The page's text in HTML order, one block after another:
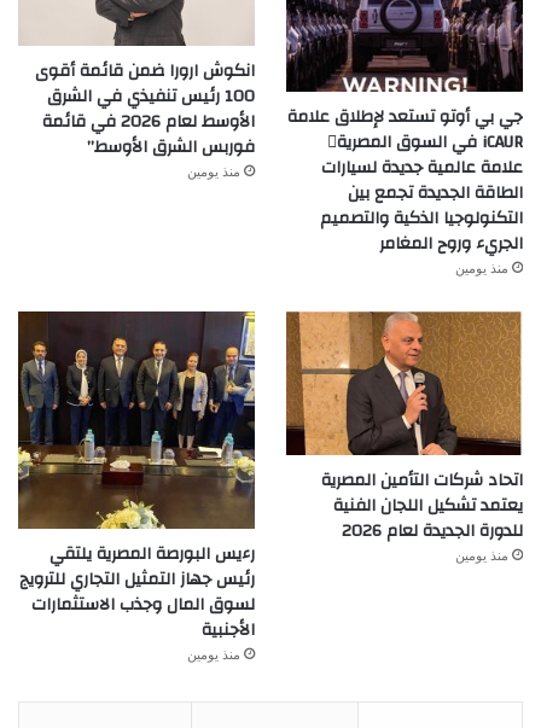
جي بي أوتو تستعد لإطلاق علامة
iCAUR في السوق المصرية
علامة عالمية جديدة لسيارات
الطاقة الجديدة تجمع بين
التكنولوجيا الذكية والتصميم
الجريء وروح المغامر
منذ يومين
انكوش ارورا ضمن قائمة أقوى
100 رئيس تنفيذي في الشرق
الأوسط لعام 2026 في قائمة
فوربس الشرق الأوسط”
منذ يومين
اتحاد شركات التأمين المصرية
يعتمد تشكيل اللجان الفنية
للدورة الجديدة لعام 2026
منذ يومين
رءيس البورصة المصرية يلتقي
رئيس جهاز التمثيل التجاري للترويج
لسوق المال وجذب الاستثمارات
الأجنبية
منذ يومين